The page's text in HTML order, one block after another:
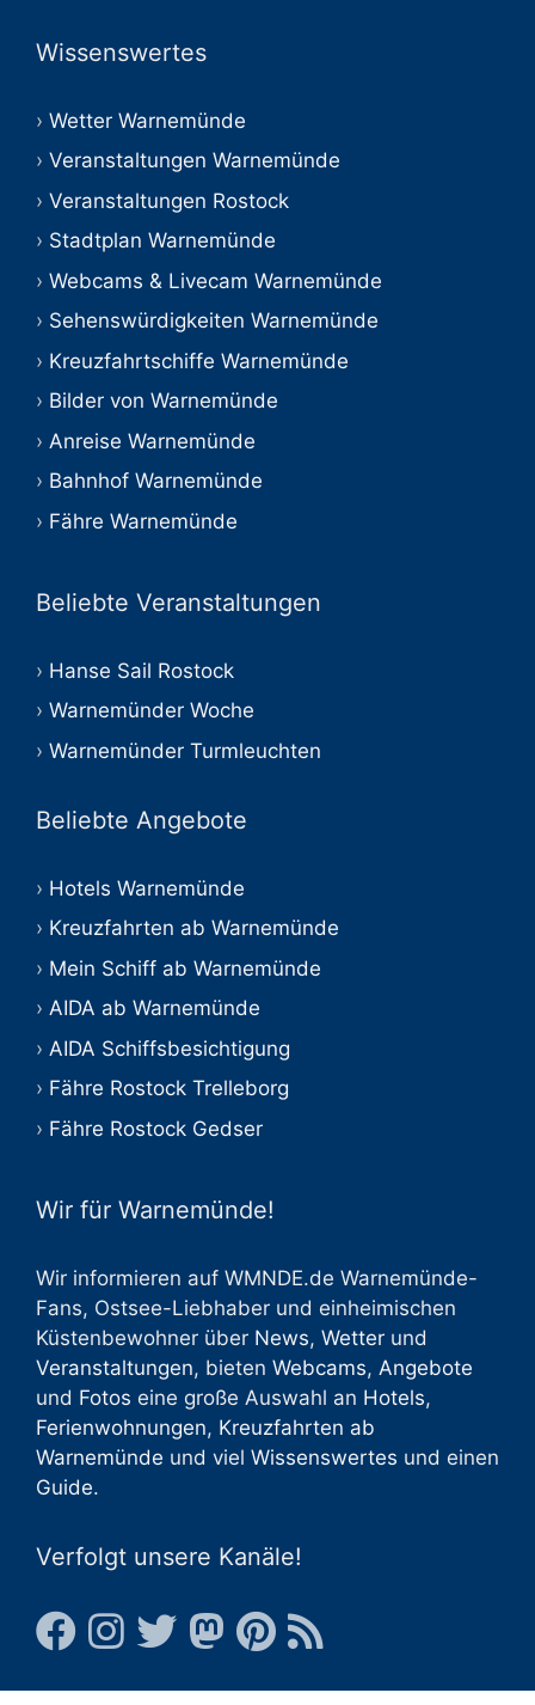
Wissenswertes
Wetter Warnemünde
Veranstaltungen Warnemünde
Veranstaltungen Rostock
Stadtplan Warnemünde
Webcams & Livecam Warnemünde
Sehenswürdigkeiten Warnemünde
Kreuzfahrtschiffe Warnemünde
Bilder von Warnemünde
Anreise Warnemünde
Bahnhof Warnemünde
Fähre Warnemünde
Beliebte Veranstaltungen
Hanse Sail Rostock
Warnemünder Woche
Warnemünder Turmleuchten
Beliebte Angebote
Hotels Warnemünde
Kreuzfahrten ab Warnemünde
Mein Schiff ab Warnemünde
AIDA ab Warnemünde
AIDA Schiffsbesichtigung
Fähre Rostock Trelleborg
Fähre Rostock Gedser
Wir für Warnemünde!
Wir informieren auf WMNDE.de Warnemünde-
Fans, Ostsee-Liebhaber und einheimischen
Küstenbewohner über News, Wetter und
Veranstaltungen, bieten Webcams, Angebote
und Fotos eine große Auswahl an Hotels,
Ferienwohnungen, Kreuzfahrten ab
Warnemünde und viel Wissenswertes und einen
Guide.
Verfolgt unsere Kanäle!